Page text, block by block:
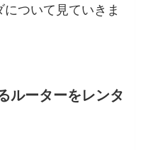
ついて見ていきま
ルーターをレンタ